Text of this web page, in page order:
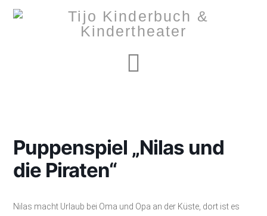
Puppenspiel „Nilas und
die Piraten“
Nilas macht Urlaub bei Oma und Opa an der Küste, dort ist es